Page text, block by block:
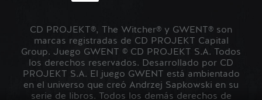
CD PROJEKT®, The Witcher® y GWENT® son
marcas registradas de CD PROJEKT Capital
Group. Juego GWENT © CD PROJEKT S.A. Todos
los derechos reservados. Desarrollado por CD
PROJEKT S.A. El juego GWENT está ambientado
en el universo que creó Andrzej Sapkowski en su
serie de libros. Todos los demás derechos de